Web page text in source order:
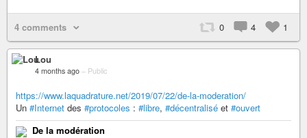
4 comments 0 4 1
Lou
4 months ago – Public
https://www.laquadrature.net/2019/07/22/de-la-moderation/
Un #Internet des #protocoles : #libre, #décentralisé et #ouvert
De la modération